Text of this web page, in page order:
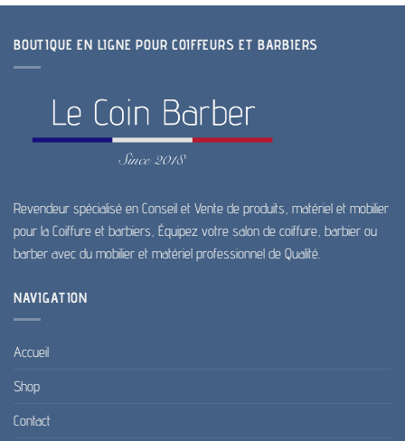
variations.
choisies
du
produit
BOUTIQUE EN LIGNE POUR COIFFEURS ET BARBIERS
Revendeur spécialisé en Conseil et Vente de produits, matériel et mobilier
pour la Coiffure et barbiers, Équipez votre salon de coiffure, barbier ou
barber avec du mobilier et matériel professionnel de Qualité.
NAVIGATION
Accueil
Shop
Contact